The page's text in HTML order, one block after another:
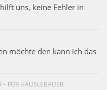
uns, keine Fehler in
möchte den kann ich das
– FÜR HÄUSLEBAUER